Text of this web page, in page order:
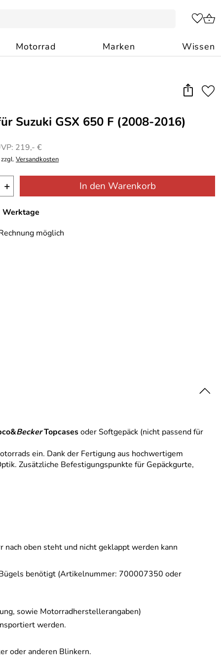
Motorrad Marken Wissen
Suzuki GSX 650 F (2008-2016)
219,- €
Versandkosten
+ In den Warenkorb
möglich
BeckerTopcasesoder Softgepäck (nicht passend für
ein. Dank der Fertigung aus hochwertigem
Zusätzliche Befestigungspunkte für Gepäckgurte,
nach oben steht und nicht geklappt werden kann
benötigt (Artikelnummer: 700007350 oder
sowie Motorradherstellerangaben)
werden.
oder anderen Blinkern.